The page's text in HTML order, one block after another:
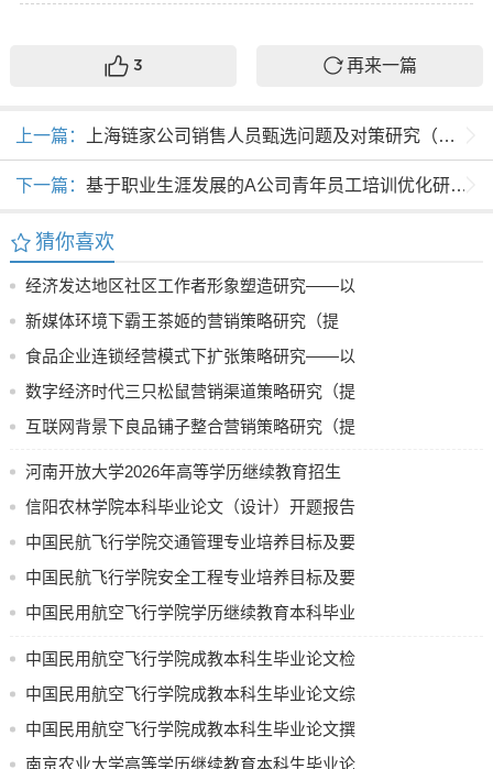
3 再来一篇
上一篇： 上海链家公司销售人员甄选问题及对策研究（提纲）
下一篇： 基于职业生涯发展的A公司青年员工培训优化研究（提纲）
猜你喜欢
经济发达地区社区工作者形象塑造研究——以
千三社区为例（提纲）
新媒体环境下霸王茶姬的营销策略研究（提
纲）
食品企业连锁经营模式下扩张策略研究——以
浙江一鸣食品有限公司为例（提纲）
数字经济时代三只松鼠营销渠道策略研究（提
纲）
互联网背景下良品铺子整合营销策略研究（提
纲）
河南开放大学2026年高等学历继续教育招生
计划公示
信阳农林学院本科毕业论文（设计）开题报告
中国民航飞行学院交通管理专业培养目标及要
求（节选）
中国民航飞行学院安全工程专业培养目标及要
求
中国民用航空飞行学院学历继续教育本科毕业
论文（设计）使用 AI 工具的规定（试行）
中国民用航空飞行学院成教本科生毕业论文检
测要求
中国民用航空飞行学院成教本科生毕业论文综
合成绩评定办法
中国民用航空飞行学院成教本科生毕业论文撰
写和答辩流程
南京农业大学高等学历继续教育本科生毕业论